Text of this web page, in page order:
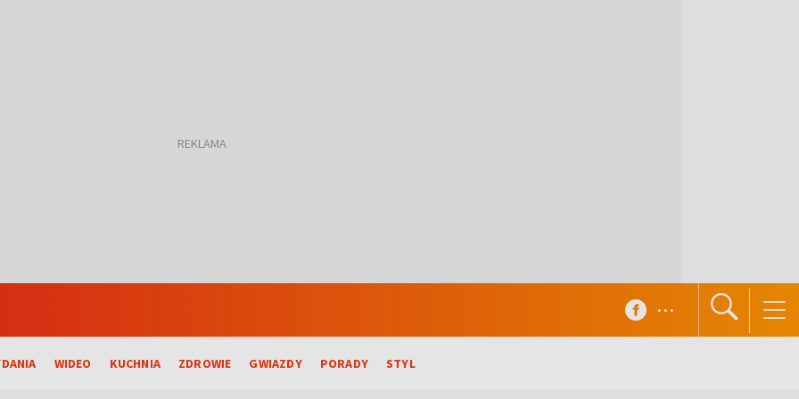
WIDEO KUCHNIA ZDROWIE GWIAZDY PORADY STYL
...